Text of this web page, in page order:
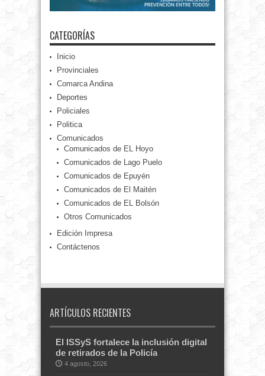
CATEGORÍAS
Inicio
Provinciales
Comarca Andina
Deportes
Policiales
Politica
Comunicados
Comunicados de EL Hoyo
Comunicados de Lago Puelo
Comunicados de Epuyén
Comunicados de El Maitén
Comunicados de EL Bolsón
Otros Comunicados
Edición Impresa
Contáctenos
ARTÍCULOS RECIENTES
El ISSyS fortalece la inclusión digital
de retirados de la Policía
4 agosto, 2026